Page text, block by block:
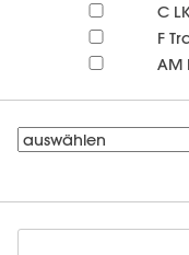
C
F
AM